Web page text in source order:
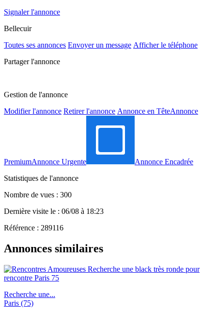
Signaler l'annonce
Bellecuir
Toutes ses annonces Envoyer un message Afficher le téléphone
Partager l'annonce
Gestion de l'annonce
Modifier l'annonce Retirer l'annonce Annonce en TêteAnnonce
PremiumAnnonce Urgente
Annonce Encadrée
Statistiques de l'annonce
Nombre de vues : 300
Dernière visite le : 06/08 à 18:23
Référence : 289116
Annonces similaires
Recherche une...
Paris (75)